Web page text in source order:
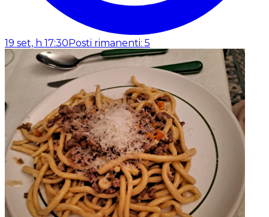
19 set, h 17:30 Posti rimanenti: 5